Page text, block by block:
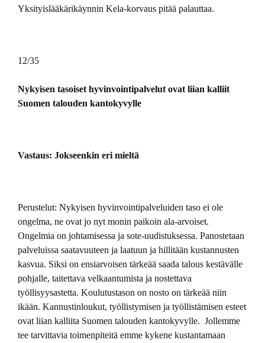
Yksityislääkärikäynnin Kela-korvaus pitää palauttaa.
12/35
Nykyisen tasoiset hyvinvointipalvelut ovat liian kalliit
Suomen talouden kantokyvylle
Vastaus: Jokseenkin eri mieltä
Perustelut: Nykyisen hyvinvointipalveluiden taso ei ole
ongelma, ne ovat jo nyt monin paikoin ala-arvoiset.
Ongelmia on johtamisessa ja sote-uudistuksessa. Panostetaan
palveluissa saatavuuteen ja laatuun ja hillitään kustannusten
kasvua. Siksi on ensiarvoisen tärkeää saada talous kestävälle
pohjalle, taitettava velkaantumista ja nostettava
työllisyysastetta. Koulutustason on nosto on tärkeää niin
ikään. Kannustinloukut, työllistymisen ja työllistämisen esteet
ovat liian kalliita Suomen talouden kantokyvylle. Jollemme
tee tarvittavia toimenpiteitä emme kykene kustantamaan